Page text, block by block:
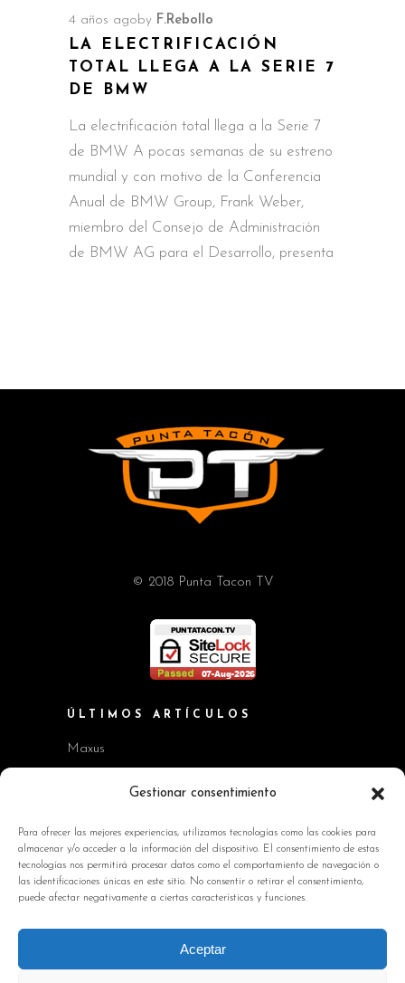
Gestionar consentimiento
Para ofrecer las mejores experiencias, utilizamos tecnologías como las cookies para
almacenar y/o acceder a la información del dispositivo. El consentimiento de estas
tecnologías nos permitirá procesar datos como el comportamiento de navegación o
las identificaciones únicas en este sitio. No consentir o retirar el consentimiento,
puede afectar negativamente a ciertas características y funciones.
Aceptar
4 años ago by F.Rebollo
LA ELECTRIFICACIÓN
TOTAL LLEGA A LA SERIE 7
DE BMW
La electrificación total llega a la Serie 7
de BMW A pocas semanas de su estreno
mundial y con motivo de la Conferencia
Anual de BMW Group, Frank Weber,
miembro del Consejo de Administración
de BMW AG para el Desarrollo, presenta
© 2018 Punta Tacon TV
ÚLTIMOS ARTÍCULOS
Maxus
Workshop BMW Neue Klasse
Kia EV2 y Kia Seltos
Skoda Octavia RS
INFORMACIÓN DE INTERÉS